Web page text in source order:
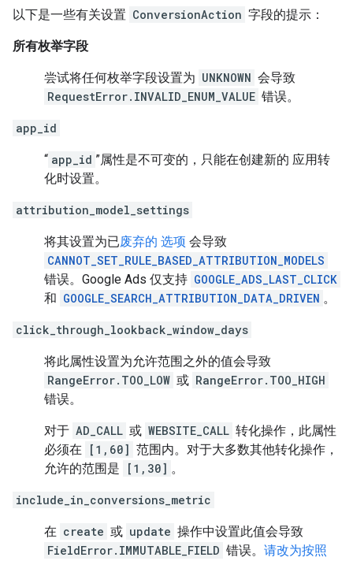
以下是一些有关设置 ConversionAction 字段的提示：
所有枚举字段
尝试将任何枚举字段设置为 UNKNOWN 会导致
RequestError.INVALID_ENUM_VALUE 错误。
app_id
“ app_id ”属性是不可变的，只能在创建新的 应用转
化时设置。
attribution_model_settings
将其设置为已废弃的 选项 会导致
CANNOT_SET_RULE_BASED_ATTRIBUTION_MODELS
错误。Google Ads 仅支持 GOOGLE_ADS_LAST_CLICK
和 GOOGLE_SEARCH_ATTRIBUTION_DATA_DRIVEN 。
click_through_lookback_window_days
将此属性设置为允许范围之外的值会导致
RangeError.TOO_LOW 或 RangeError.TOO_HIGH
错误。
对于 AD_CALL 或 WEBSITE_CALL 转化操作，此属性
必须在
[1,60]
范围内。对于大多数其他转化操作，
允许的范围是
[1,30] 。
include_in_conversions_metric
在 create 或 update 操作中设置此值会导致
FieldError.IMMUTABLE_FIELD 错误。 请改为按照